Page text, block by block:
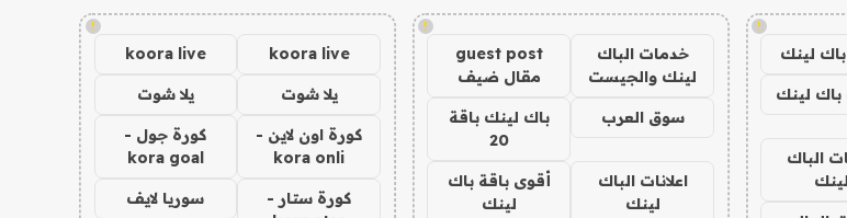
!
لينك
باك لينك
الباك
لينك
!
خدمات الباك
لينك والجيست
guest post
مقال ضيف
سوق العرب
باك لينك باقة
20
اعلانات الباك
لينك
أقوى باقة باك
لينك
!
koora live
koora live
يلا شوت يلا شوت
كورة اون لاين -
kora onli
كورة جول -
kora goal
كورة ستار -
سوريا لايف